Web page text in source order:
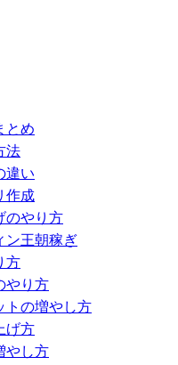
とめ
法
違い
作成
のやり方
ン王朝稼ぎ
方
やり方
トの増やし方
げ方
やし方